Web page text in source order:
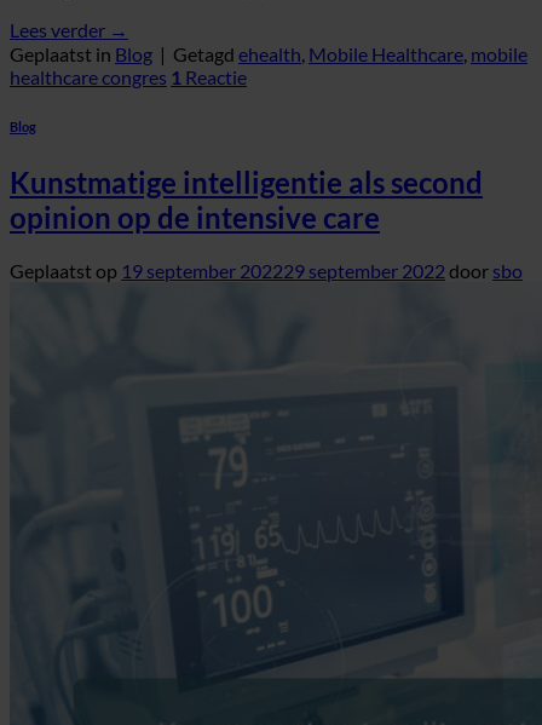
Lees verder →
Geplaatst in Blog | Getagd ehealth Mobile Healthcare mobile
healthcare congres 1 Reactie
Blog
Kunstmatige intelligentie als second
opinion op de intensive care
Geplaatst op 19 september 202229 september 2022 door sbo